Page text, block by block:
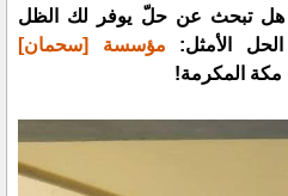
هل تبحث عن حلّ يوفر لك الظل
الأمثل: مؤسسة [سحمان]
مكة المكرمة!